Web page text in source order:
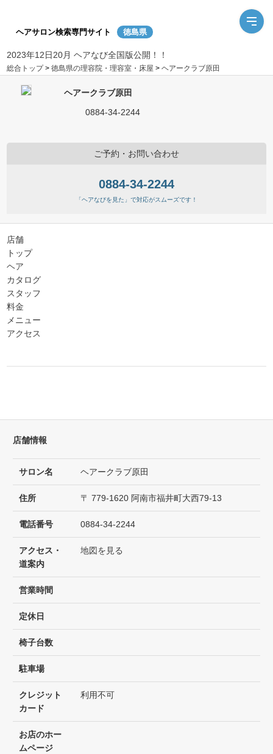
ヘアサロン検索専門サイト 徳島県
2023年12日20月 ヘアなび全国版公開！！
総合トップ>徳島県の理容院・理容室・床屋 >ヘアークラブ原田
ヘアークラブ原田
0884-34-2244
ご予約・お問い合わせ
0884-34-2244
「ヘアなびを見た」で対応がスムーズです！
店舗
トップ
ヘア
カタログ
スタッフ
料金
メニュー
アクセス
店舗情報
サロン名 ヘアークラブ原田
住所 〒 779-1620 阿南市福井町大西79-13
電話番号 0884-34-2244
アクセス・
道案内
地図を見る
営業時間
定休日
椅子台数
駐車場
クレジット
カード
利用不可
お店のホー
ムページ